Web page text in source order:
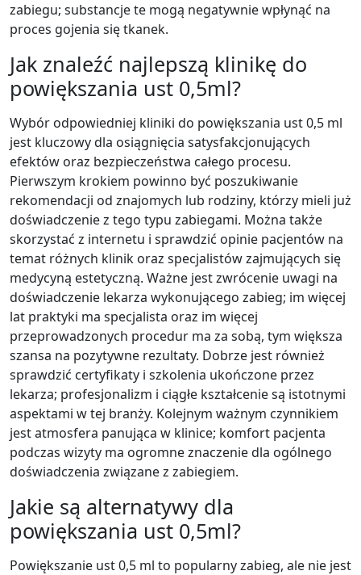
zabiegu; substancje te mogą negatywnie wpłynąć na
proces gojenia się tkanek.
Jak znaleźć najlepszą klinikę do
powiększania ust 0,5ml?
Wybór odpowiedniej kliniki do powiększania ust 0,5 ml
jest kluczowy dla osiągnięcia satysfakcjonujących
efektów oraz bezpieczeństwa całego procesu.
Pierwszym krokiem powinno być poszukiwanie
rekomendacji od znajomych lub rodziny, którzy mieli już
doświadczenie z tego typu zabiegami. Można także
skorzystać z internetu i sprawdzić opinie pacjentów na
temat różnych klinik oraz specjalistów zajmujących się
medycyną estetyczną. Ważne jest zwrócenie uwagi na
doświadczenie lekarza wykonującego zabieg; im więcej
lat praktyki ma specjalista oraz im więcej
przeprowadzonych procedur ma za sobą, tym większa
szansa na pozytywne rezultaty. Dobrze jest również
sprawdzić certyfikaty i szkolenia ukończone przez
lekarza; profesjonalizm i ciągłe kształcenie są istotnymi
aspektami w tej branży. Kolejnym ważnym czynnikiem
jest atmosfera panująca w klinice; komfort pacjenta
podczas wizyty ma ogromne znaczenie dla ogólnego
doświadczenia związane z zabiegiem.
Jakie są alternatywy dla
powiększania ust 0,5ml?
Powiększanie ust 0,5 ml to popularny zabieg, ale nie jest